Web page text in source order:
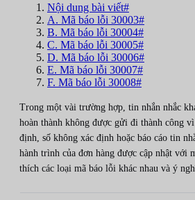
Nội dung bài viết#
A. Mã báo lỗi 30003#
B. Mã báo lỗi 30004#
C. Mã báo lỗi 30005#
D. Mã báo lỗi 30006#
E. Mã báo lỗi 30007#
F. Mã báo lỗi 30008#
Trong một vài trường hợp, tin nhắn nhắc
hoàn thành không được gửi đi thành công
định, số không xác định hoặc báo cáo tin
hành trình của đơn hàng được cập nhật với
thích các loại mã báo lỗi khác nhau và ý